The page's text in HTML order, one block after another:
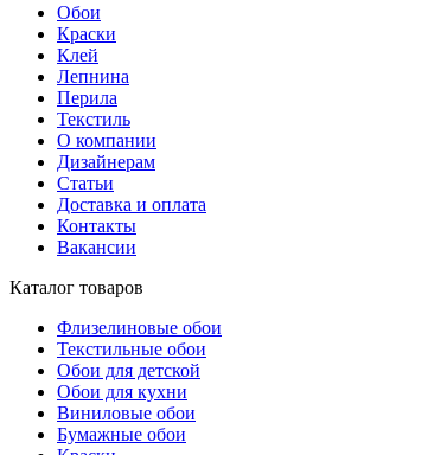
Обои
Краски
Клей
Лепнина
Перила
Текстиль
О компании
Дизайнерам
Статьи
Доставка и оплата
Контакты
Вакансии
Каталог товаров
Флизелиновые обои
Текстильные обои
Обои для детской
Обои для кухни
Виниловые обои
Бумажные обои